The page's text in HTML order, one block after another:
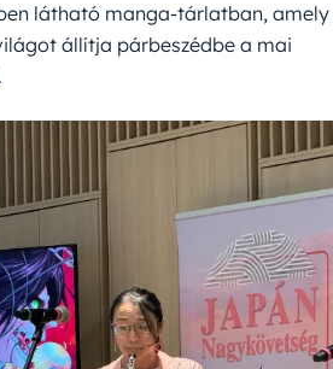
látható manga-tárlatban, amely
állítja párbeszédbe a mai